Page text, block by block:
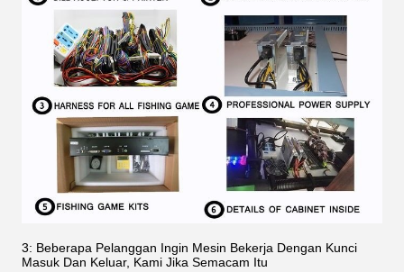
3: Beberapa Pelanggan Ingin Mesin Bekerja Dengan Kunci
Masuk Dan Keluar, Kami Jika Semacam Itu